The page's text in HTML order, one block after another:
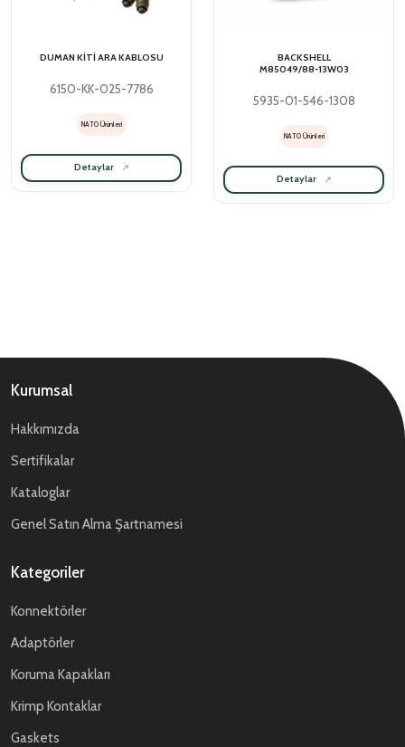
DUMAN KİTİ ARA KABLOSU
6150-KK-025-7786
NATO Ürünleri
Detaylar
BACKSHELL
M85049/88-13W03
5935-01-546-1308
NATO Ürünleri
Detaylar
Kurumsal
Hakkımızda
Sertifikalar
Kataloglar
Genel Satın Alma Şartnamesi
Kategoriler
Konnektörler
Adaptörler
Koruma Kapakları
Krimp Kontaklar
Gaskets